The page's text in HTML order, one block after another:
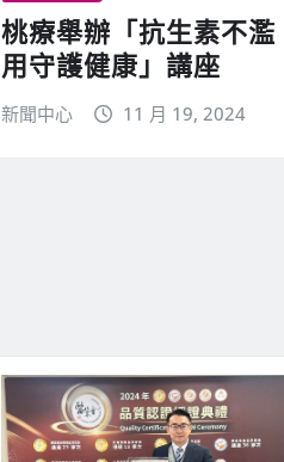
桃療舉辦「抗生素不濫
用守護健康」講座
新聞中心 11 月 19, 2024